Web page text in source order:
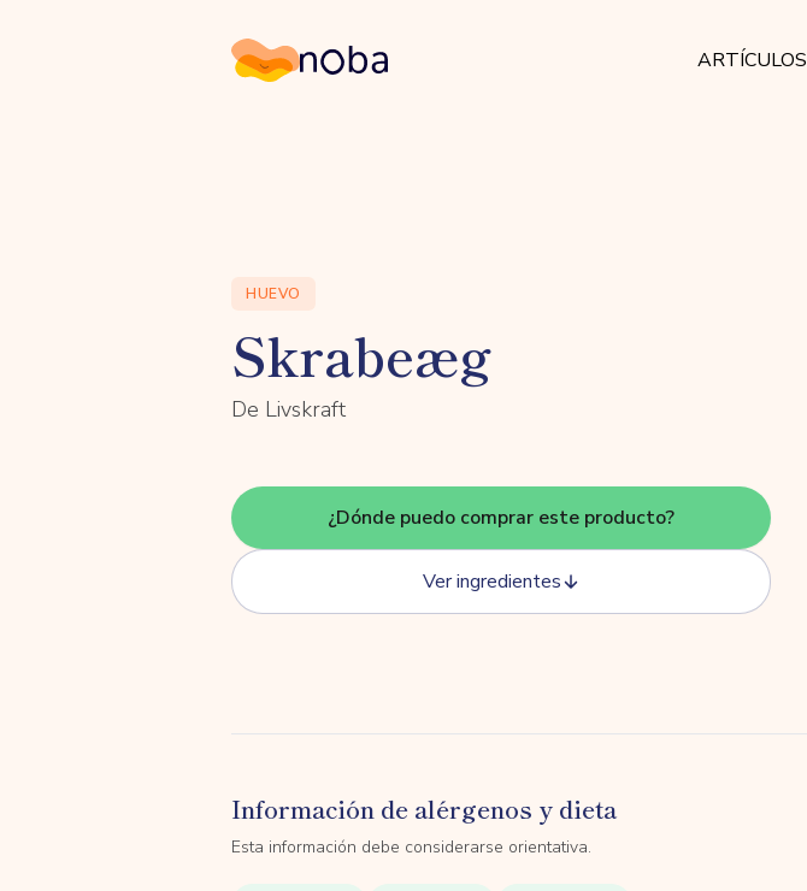
Noba ARTÍCULOS
HUEVO
Skrabeæg
De Livskraft
¿Dónde puedo comprar este producto?
Ver ingredientes
Información de alérgenos y dieta
Esta información debe considerarse orientativa.